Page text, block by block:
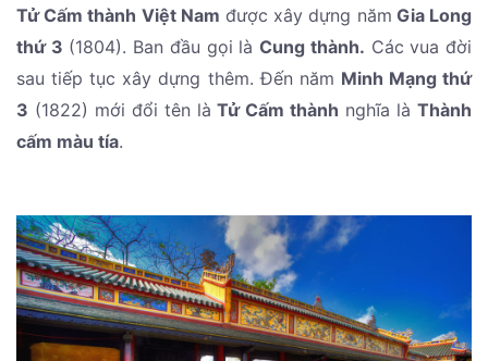
Tử Cấm thành Việt Nam được xây dựng năm Gia Long
thứ 3 (1804). Ban đầu gọi làCung thành. Các vua đời
sau tiếp tục xây dựng thêm. Đến năm Minh Mạng thứ
3 (1822) mới đổi tên làTử Cấm thành nghĩa làThành
cấm màu tía.